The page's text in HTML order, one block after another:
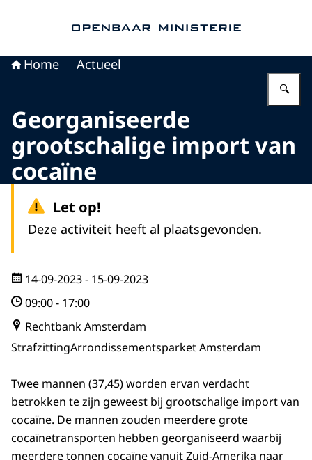
Home Actueel
Georganiseerde
grootschalige import van
cocaïne
Let op!
Deze activiteit heeft al plaatsgevonden.
14-09-2023- 15-09-2023
09:00- 17:00
Rechtbank Amsterdam
StrafzittingArrondissementsparket Amsterdam
Twee mannen (37,45) worden ervan verdacht
betrokken te zijn geweest bij grootschalige import van
cocaïne. De mannen zouden meerdere grote
cocaïnetransporten hebben georganiseerd waarbij
meerdere tonnen cocaïne vanuit Zuid-Amerika naar